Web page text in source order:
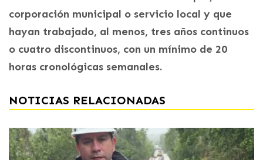
corporación municipal o servicio local y que
hayan trabajado, al menos, tres años continuos
o cuatro discontinuos, con un mínimo de 20
horas cronológicas semanales.
NOTICIAS RELACIONADAS